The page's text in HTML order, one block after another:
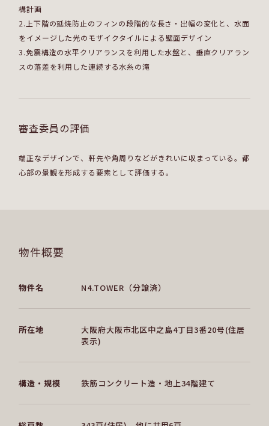
構計画
2.上下階の延焼防止のフィンの段階的な長さ・出幅の変化と、水面
をイメージした光のモザイクタイルによる壁面デザイン
3.免震構造の水平クリアランスを利用した水盤と、垂直クリアラン
スの落差を利用した連続する水糸の滝
審査委員の評価
端正なデザインで、軒先や角周りなどがきれいに収まっている。都
心部の景観を形成する要素として評価する。
物件概要
物件名 N4.TOWER（分譲済）
所在地
大阪府大阪市北区中之島4丁目3番20号(住居
表示)
構造・規模 鉄筋コンクリート造・地上34階建て